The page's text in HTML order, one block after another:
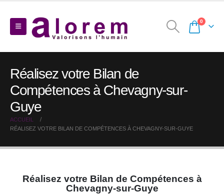
0
Réalisez votre Bilan de
Compétences à Chevagny-sur-
Guye
ACCUEIL
RÉALISEZ VOTRE BILAN DE COMPÉTENCES À CHEVAGNY-SUR-GUYE
Réalisez votre Bilan de Compétences à
Chevagny-sur-Guye